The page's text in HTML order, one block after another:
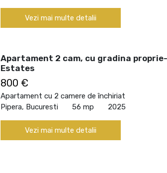
Vezi mai multe detalii
Apartament 2 cam, cu gradina
Estates
800 €
Apartament cu 2 camere de închiriat
Pipera, Bucuresti
56 mp 2025
Vezi mai multe detalii